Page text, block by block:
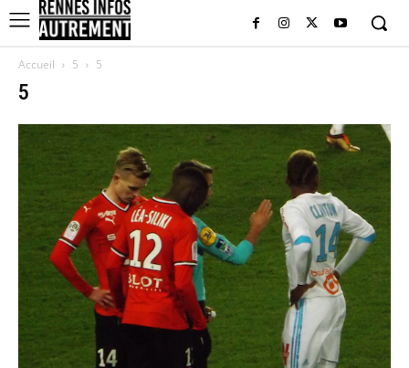
Accueil 5 5
5